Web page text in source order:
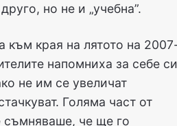
но не и „учебна”.
към края на лятото на
напомниха за себе
не им се увеличат
Голяма част от
съмняваше, че ще го